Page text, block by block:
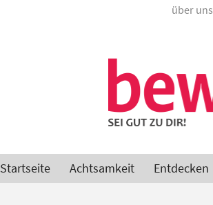
über uns
Startseite Achtsamkeit Entdecken